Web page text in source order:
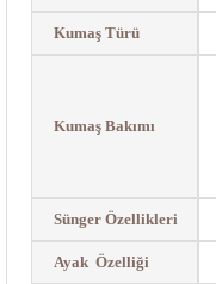
Kumaş Türü
Kumaş Bakımı
Sünger Özellikleri
Ayak Özelliği